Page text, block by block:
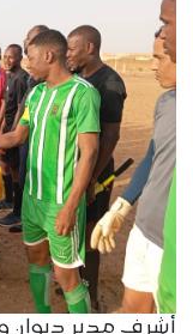
أشرف مدير ديوان